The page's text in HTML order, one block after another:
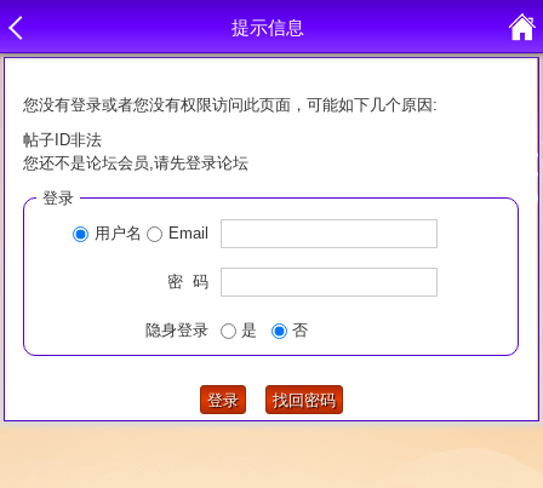
提示信息
您没有登录或者您没有权限访问此页面，可能如下几个原因:
帖子ID非法
您还不是论坛会员,请先登录论坛
登录
用户名
Email
密 码
隐身登录 是 否